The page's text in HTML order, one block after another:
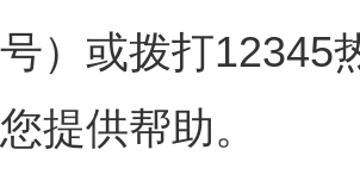
）或拨打12345
提供帮助。